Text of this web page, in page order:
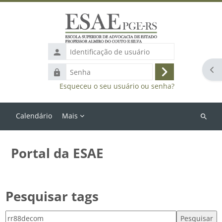
Identificação
de
usuário
Senha
Acessar
Esqueceu o seu usuário ou senha?
Calendário Mais
Buscar
Portal da ESAE
Pesquisar tags
Pesquisar tags